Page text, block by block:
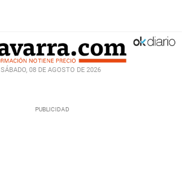
SÁBADO, 08 DE AGOSTO DE 2026